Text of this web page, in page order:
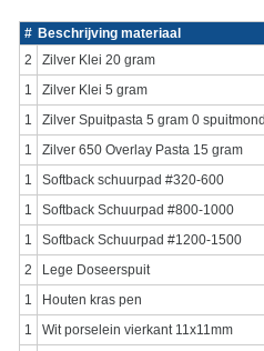
# Beschrijving materiaal
2
Zilver Klei 20 gram
1
Zilver Klei 5 gram
1
Zilver Spuitpasta 5 gram 0
1
Zilver 650 Overlay Pasta 15 gram
1
Softback schuurpad #320-600
1
Softback Schuurpad #800-1000
1
Softback Schuurpad #1200-1500
2
Lege Doseerspuit
1
Houten kras pen
1
Wit porselein vierkant 11x11mm